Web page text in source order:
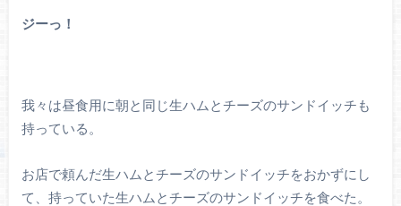
ジーっ！
我々は昼食用に朝と同じ生ハムとチーズのサンドイッチも
持っている。
お店で頼んだ生ハムとチーズのサンドイッチをおかずにし
て、持っていた生ハムとチーズのサンドイッチを食べた。